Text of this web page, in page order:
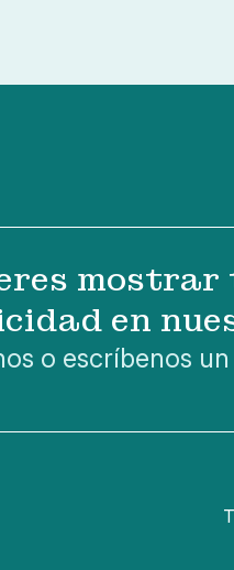
mostrar
en
o escríbenos